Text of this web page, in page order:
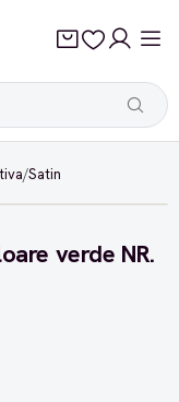
/Satin
verde NR.